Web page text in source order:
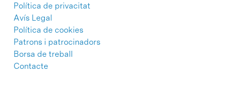
Política de privacitat
Avís Legal
Política de cookies
Patrons i patrocinadors
Borsa de treball
Contacte